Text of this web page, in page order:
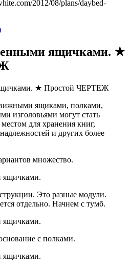
2012/08/plans/daybed-
ящичками. ★
★ Простой ЧЕРТЕЖ
ящиками, полками,
изголовьями могут стать
для хранения книг,
и других более
множество.
Это разные модули.
отдельно. Начнем с тумб.
с полками.